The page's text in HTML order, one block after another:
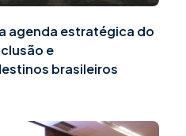
agenda estratégica do
e
brasileiros